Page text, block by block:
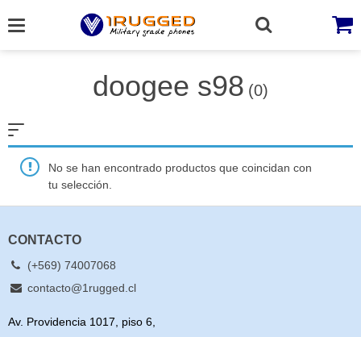
to
doogee s98 (0)
No se han encontrado productos que coincidan con
tu selección.
CONTACTO
(+569) 74007068
contacto@1rugged.cl
Av. Providencia 1017, piso 6,